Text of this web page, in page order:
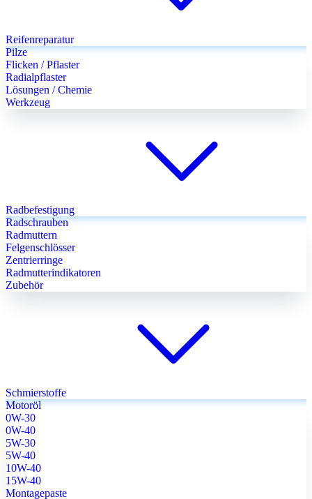
Reifenreparatur
Pilze
Flicken / Pflaster
Radialpflaster
Lösungen / Chemie
Werkzeug
Radbefestigung
Radschrauben
Radmuttern
Felgenschlösser
Zentrierringe
Radmutterindikatoren
Zubehör
Schmierstoffe
Motoröl
0W-30
0W-40
5W-30
5W-40
10W-40
15W-40
Montagepaste